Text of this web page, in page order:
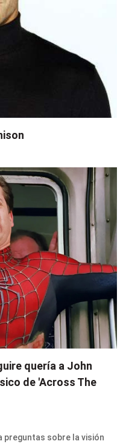
quería a John
de 'Across The